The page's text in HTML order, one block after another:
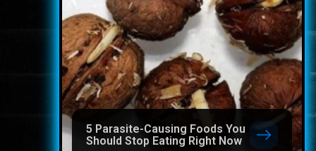
5 Parasite-Causing Foods You
Should Stop Eating Right Now